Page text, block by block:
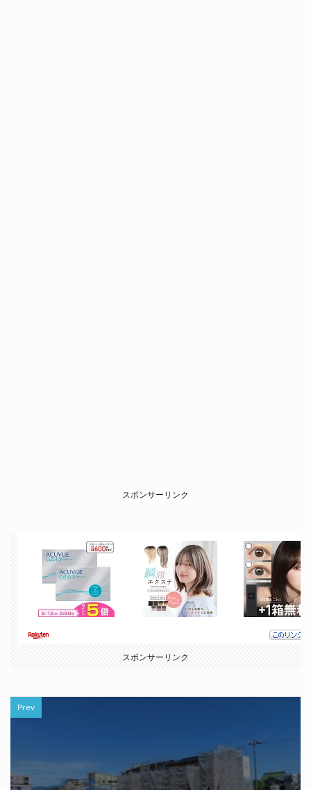
スポンサーリンク
スポンサーリンク
Prev